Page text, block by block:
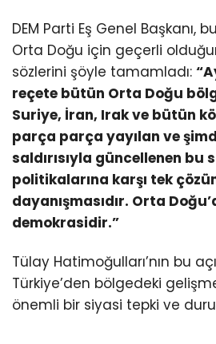
DEM Parti Eş Genel Başkanı,
Orta Doğu için geçerli
sözlerini şöyle tamamladı:
reçete bütün Orta Doğu
Suriye, İran, Irak ve bütün
parça parça yayılan ve
saldırısıyla güncellenen bu
politikalarına karşı tek
dayanışmasıdır. Orta
demokrasidir.”
Tülay Hatimoğulları’nın bu
Türkiye’den bölgedeki
önemli bir siyasi tepki ve